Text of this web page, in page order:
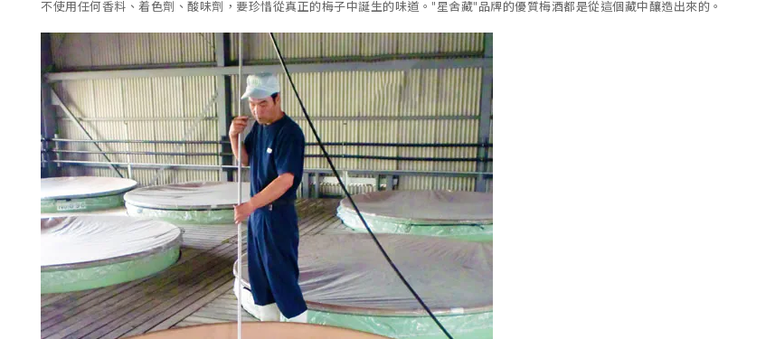
不使用任何香料、着色劑、酸味劑，要珍惜從真正的梅子中誕生的味道。"星舍藏"品牌的優質梅酒都是從這個藏中釀造出來的。